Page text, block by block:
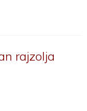
rajzolja